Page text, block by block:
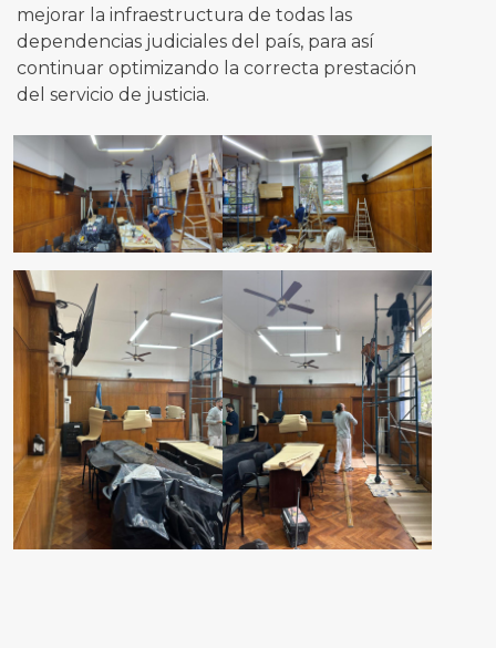
mejorar la infraestructura de todas las
dependencias judiciales del país, para así
continuar optimizando la correcta prestación
del servicio de justicia.